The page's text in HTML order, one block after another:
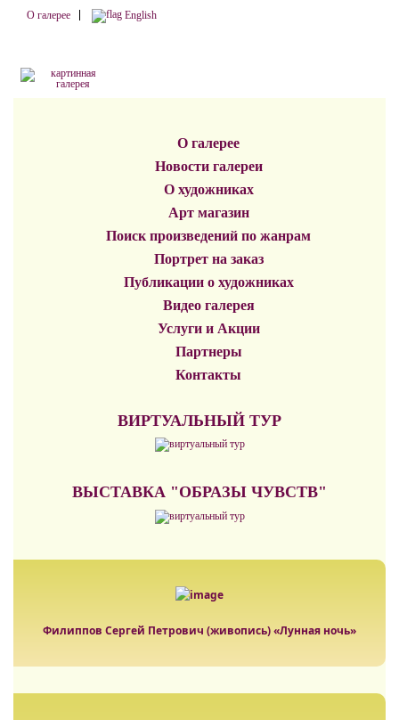
О галерее English
О галерее
Новости галереи
О художниках
Арт магазин
Поиск произведений по жанрам
Портрет на заказ
Публикации о художниках
Видео галерея
Услуги и Акции
Партнеры
Контакты
ВИРТУАЛЬНЫЙ ТУР
ВЫСТАВКА "ОБРАЗЫ ЧУВСТВ"
Филиппов Сергей Петрович (живопись) «Лунная ночь»